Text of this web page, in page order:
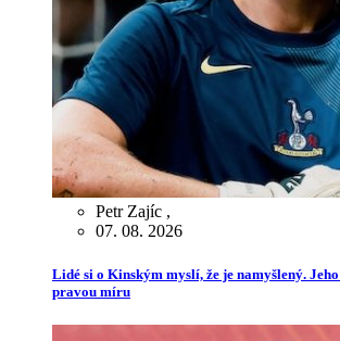
Petr Zajíc ,
07. 08. 2026
Lidé si o Kinským myslí, že je namyšlený.
pravou míru